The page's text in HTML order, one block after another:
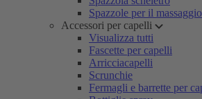
Spazzole per il
Accessori per capelli
Visualizza tutti
Fascette per capelli
Arricciacapelli
Scrunchie
Fermagli e barrette per